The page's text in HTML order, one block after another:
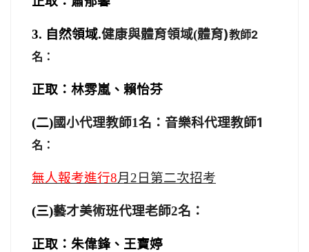
3. 自然領域.健康與體育領域(體育)教師2
名：
正取：林雰嵐、賴怡芬
(二)國小代理教師1名：音樂科代理教師1
名：
無人報考進行8月2日第二次招考
(三)藝才美術班代理老師2名：
正取：朱偉鋒、王寶婷